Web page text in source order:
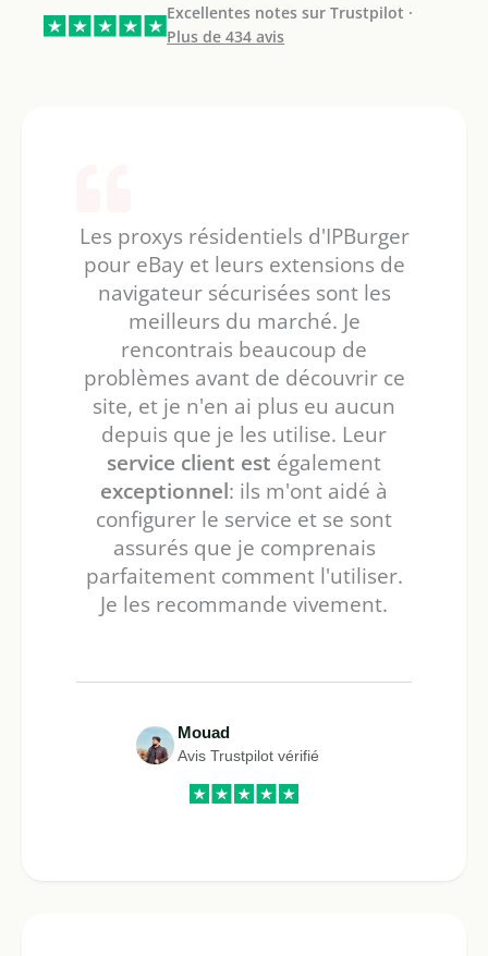
Excellentes notes sur Trustpilot ·
Plus de 434 avis
Les proxys résidentiels d'IPBurger
pour eBay et leurs extensions de
navigateur sécurisées sont les
meilleurs du marché. Je
rencontrais beaucoup de
problèmes avant de découvrir ce
site, et je n'en ai plus eu aucun
depuis que je les utilise. Leur
service client est également
exceptionnel: ils m'ont aidé à
configurer le service et se sont
assurés que je comprenais
parfaitement comment l'utiliser.
Je les recommande vivement.
Mouad
Avis Trustpilot vérifié